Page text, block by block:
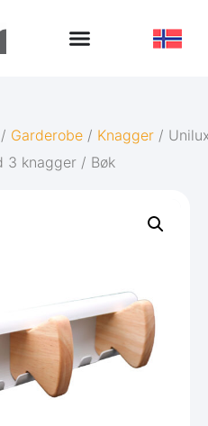
/ Garderobe / Knagger /
3 knagger / Bøk